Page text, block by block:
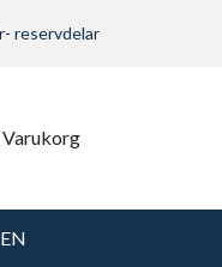
reservdelar
Varukorg